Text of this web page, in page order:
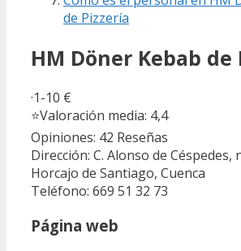
de Pizzería
HM Döner Kebab de
·1-10 €
⭐Valoración media: 4,4
Opiniones: 42 Reseñas
Dirección: C. Alonso de Céspedes,
Horcajo de Santiago, Cuenca
Teléfono: 669 51 32 73
Página web